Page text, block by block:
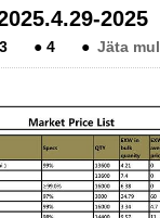
2025
● 4 ● Jäta